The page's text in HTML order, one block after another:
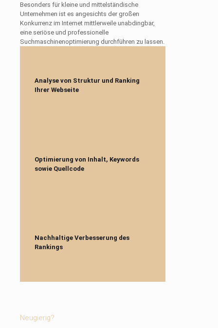
Besonders für kleine und mittelständische
Unternehmen ist es angesichts der großen
Konkurrenz im Internet mittlerweile unabdingbar,
eine seriöse und professionelle
Suchmaschinenoptimierung durchführen zu lassen.
Analyse von Struktur und Ranking
Ihrer Webseite
Optimierung von Inhalt, Keywords
sowie Quellcode
Nachhaltige Verbesserung des
Rankings
Neugierig?